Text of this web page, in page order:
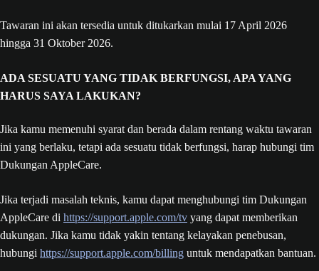
Tawaran ini akan tersedia untuk ditukarkan mulai 17 April 2026
hingga 31 Oktober 2026.
ADA SESUATU YANG TIDAK BERFUNGSI, APA YANG
HARUS SAYA LAKUKAN?
Jika kamu memenuhi syarat dan berada dalam rentang waktu tawaran
ini yang berlaku, tetapi ada sesuatu tidak berfungsi, harap hubungi tim
Dukungan AppleCare.
Jika terjadi masalah teknis, kamu dapat menghubungi tim Dukungan
AppleCare di https://support.apple.com/tv yang dapat memberikan
dukungan. Jika kamu tidak yakin tentang kelayakan penebusan,
hubungi https://support.apple.com/billing untuk mendapatkan bantuan.